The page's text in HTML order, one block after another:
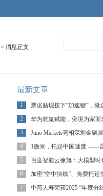
> 消息正文
最新文章
1
票据贴现按下“加速键”，微
2
华为乾崑赋能，奕境为家而
3
Juno Markets亮相深圳金融
4
1微米，托起中国速度 ——
5
百度智能云徐旭：大模型时
6
加密“空中快线”、免费托运
7
中荷人寿荣获2025 “年度分